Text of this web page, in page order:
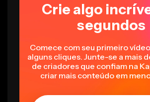
Crie algo
segundos
Comece com seu primeiro
alguns cliques. Junte-se a mais
de criadores que confiam na
criar mais conteúdo em